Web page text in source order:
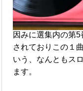
因みに選集内の第
されておりこの１
いう、なんともス
ます。